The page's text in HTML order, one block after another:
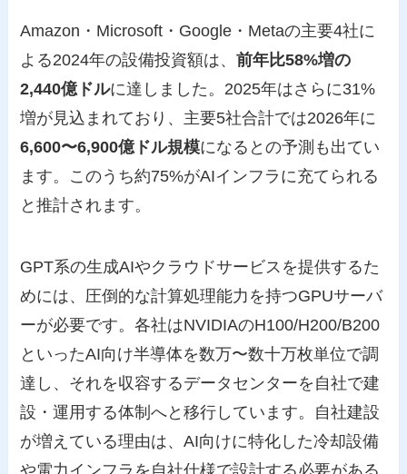
Amazon・Microsoft・Google・Metaの主要4社に
よる2024年の設備投資額は、前年比58%増の
2,440億ドルに達しました。2025年はさらに31%
増が見込まれており、主要5社合計では2026年に
6,600〜6,900億ドル規模になるとの予測も出てい
ます。このうち約75%がAIインフラに充てられる
と推計されます。
GPT系の生成AIやクラウドサービスを提供するた
めには、圧倒的な計算処理能力を持つGPUサーバ
ーが必要です。各社はNVIDIAのH100/H200/B200
といったAI向け半導体を数万〜数十万枚単位で調
達し、それを収容するデータセンターを自社で建
設・運用する体制へと移行しています。自社建設
が増えている理由は、AI向けに特化した冷却設備
や電力インフラを自社仕様で設計する必要がある